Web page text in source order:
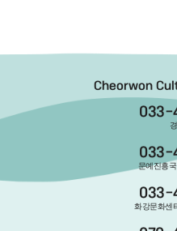
Cheorwon
033-
033-
문예진흥
033-
화강문화센